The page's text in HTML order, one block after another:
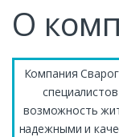
О
Компания
возможность
надежными и